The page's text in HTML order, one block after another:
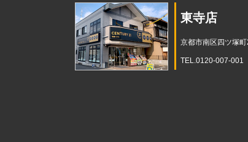
東寺店
京都市南区四ツ塚
TEL.0120-007-001